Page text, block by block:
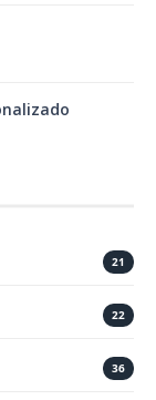
21
22
36